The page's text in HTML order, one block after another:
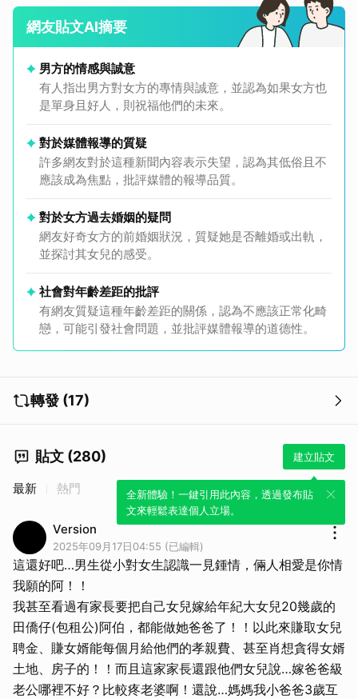
網友貼文AI摘要
男方的情感與誠意
有人指出男方對女方的專情與誠意，並認為如果女方也
是單身且好人，則祝福他們的未來。
對於媒體報導的質疑
許多網友對於這種新聞內容表示失望，認為其低俗且不
應該成為焦點，批評媒體的報導品質。
對於女方過去婚姻的疑問
網友好奇女方的前婚姻狀況，質疑她是否離婚或出軌，
並探討其女兒的感受。
社會對年齡差距的批評
有網友質疑這種年齡差距的關係，認為不應該正常化畸
戀，可能引發社會問題，並批評媒體報導的道德性。
轉發 (17)
貼文 (280) 建立貼文
全新體驗！一鍵引用此內容，透過發布貼
文來輕鬆表達個人立場。
最新 熱門
Version
2025年09月17日04:55 (已編輯)
這還好吧…男生從小對女生認識一見鍾情，倆人相愛是你情
我願的阿！！
我甚至看過有家長要把自己女兒嫁給年紀大女兒20幾歲的
田僑仔(包租公)阿伯，都能做她爸爸了！！以此來賺取女兒
聘金、賺女婿能每個月給他們的孝親費、甚至肖想貪得女婿
土地、房子的！！而且這家家長還跟他們女兒說…嫁爸爸級
老公哪裡不好？比較疼老婆啊！還說…媽媽我小爸爸3歲互